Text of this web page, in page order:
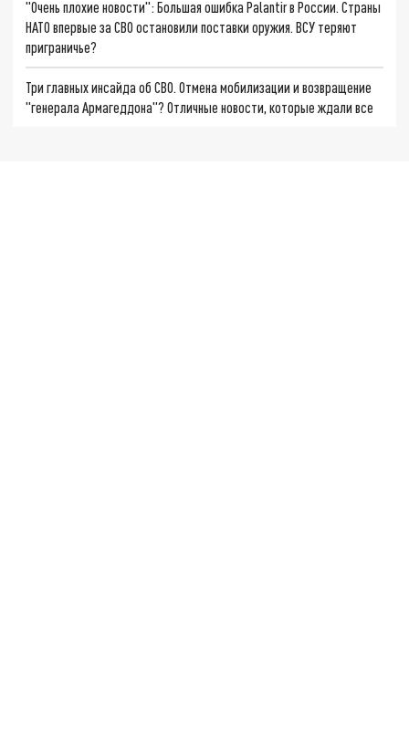
"Очень плохие новости": Большая ошибка Palantir в России. Страны
НАТО впервые за СВО остановили поставки оружия. ВСУ теряют
приграничье?
Три главных инсайда об СВО. Отмена мобилизации и возвращение
"генерала Армагеддона"? Отличные новости, которые ждали все